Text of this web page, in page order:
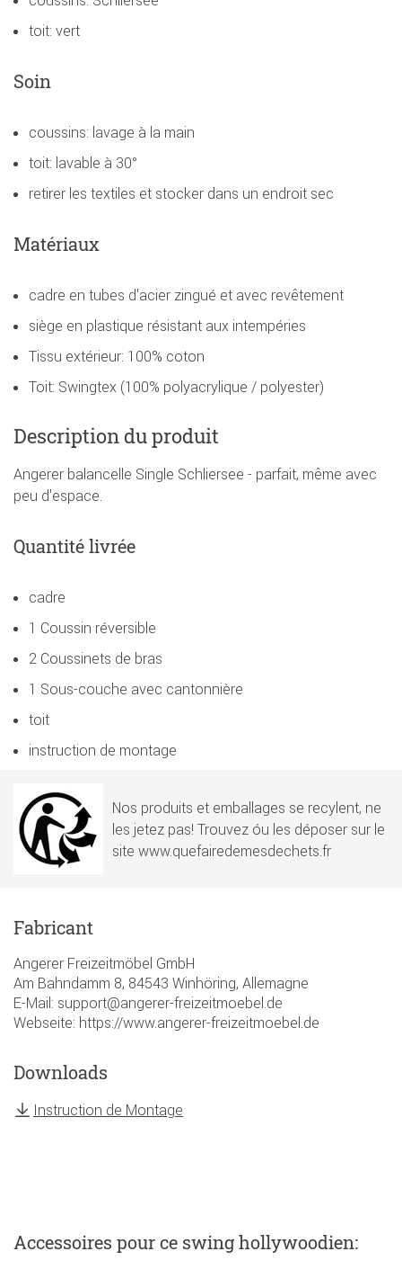
toit: vert
Soin
coussins: lavage à la main
toit: lavable à 30°
retirer les textiles et stocker dans un endroit sec
Matériaux
cadre en tubes d'acier zingué et avec revêtement
siège en plastique résistant aux intempéries
Tissu extérieur: 100% coton
Toit: Swingtex (100% polyacrylique / polyester)
Description du produit
Angerer balancelle Single Schliersee - parfait, même avec
peu d'espace.
Quantité livrée
cadre
1 Coussin réversible
2 Coussinets de bras
1 Sous-couche avec cantonnière
toit
instruction de montage
Nos produits et emballages se recylent, ne
les jetez pas! Trouvez óu les déposer sur le
site www.quefairedemesdechets.fr
Fabricant
Angerer Freizeitmöbel GmbH
Am Bahndamm 8, 84543 Winhöring, Allemagne
E-Mail: support@angerer-freizeitmoebel.de
Webseite: https://www.angerer-freizeitmoebel.de
Downloads
Instruction de Montage
Accessoires pour ce swing hollywoodien: